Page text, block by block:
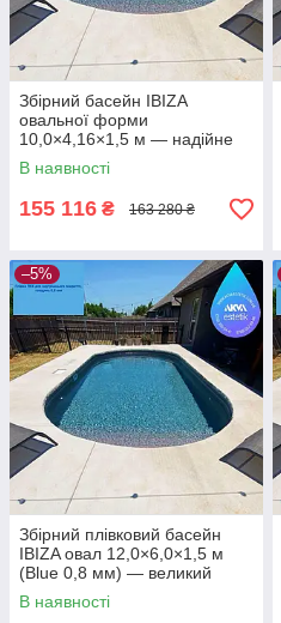
Збірний басейн IBIZA
овальної форми
10,0×4,16×1,5 м — надійне
стаціонарне рішення для
великої ділянки
В наявності
155 116 ₴ 163 280 ₴
–5%
Збірний плівковий басейн
IBIZA овал 12,0×6,0×1,5 м
(Blue 0,8 мм) — великий
стаціонарний басейн під
встановлення в котлован
В наявності